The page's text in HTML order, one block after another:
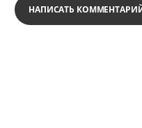
НАПИСАТЬ